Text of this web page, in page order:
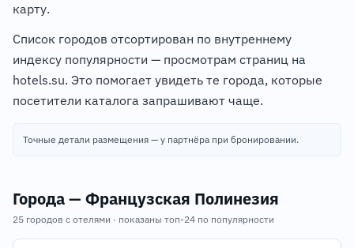
карту.
Список городов отсортирован по внутреннему
индексу популярности — просмотрам страниц на
hotels.su. Это помогает увидеть те города, которые
посетители каталога запрашивают чаще.
Точные детали размещения — у партнёра при бронировании.
Города — Французская Полинезия
25 городов с отелями · показаны топ-24 по популярности